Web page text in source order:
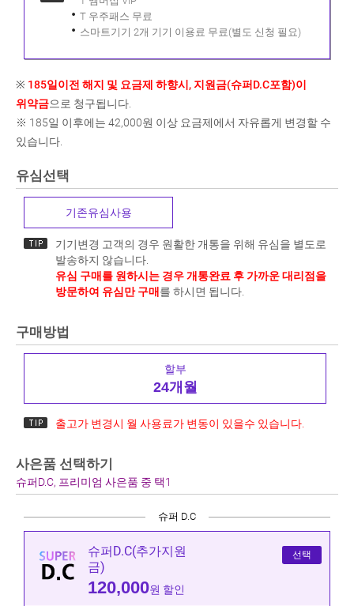
T 우주패스 무료
스마트기기 2개 기기 이용료 무료(별도 신청 필요)
※ 185일이전 해지 및 요금제 하향시, 지원금(슈퍼D.C포함)이
위약금으로 청구됩니다.
※ 185일 이후에는 42,000원 이상 요금제에서 자유롭게 변경할 수
있습니다.
유심선택
기존유심사용
기기변경 고객의 경우 원활한 개통을 위해 유심을 별도로
발송하지 않습니다.
유심 구매를 원하시는 경우 개통완료 후 가까운 대리점을
방문하여 유심만 구매 를 하시면 됩니다.
구매방법
할부
24개월
출고가 변경시 월 사용료가 변동이 있을수 있습니다.
사은품 선택하기
슈퍼D.C, 프리미엄 사은품 중 택1
슈퍼 D.C
슈퍼D.C(추가지원
금)
120,000원 할인
선택